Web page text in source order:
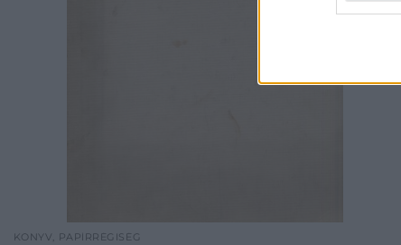
KÖNYV, PAPÍRRÉGISÉG